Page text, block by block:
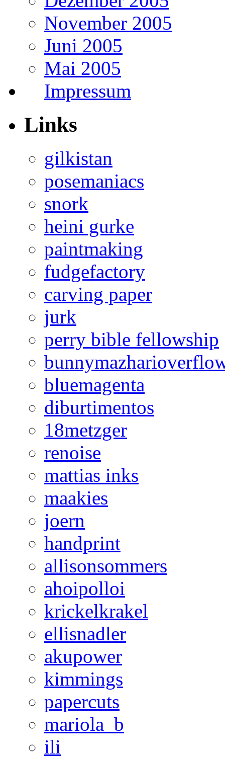
November 2005
Juni 2005
Mai 2005
Impressum
Links
gilkistan
posemaniacs
snork
heini gurke
paintmaking
fudgefactory
carving paper
jurk
perry bible fellowship
bluemagenta
diburtimentos
18metzger
renoise
mattias inks
maakies
joern
handprint
allisonsommers
ahoipolloi
krickelkrakel
ellisnadler
akupower
kimmings
papercuts
mariola_b
ili